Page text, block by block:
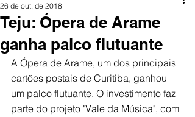
Teju: Ópera de Arame
ganha palco flutuante
26 de out. de 2018
A Ópera de Arame, um dos principais
cartões postais de Curitiba, ganhou
um palco flutuante. O investimento faz
parte do projeto "Vale da Música", com